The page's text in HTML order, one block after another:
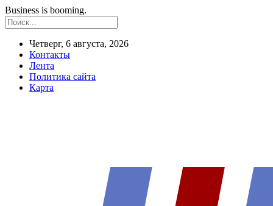
Business is booming.
Четверг, 6 августа, 2026
Контакты
Лента
Политика сайта
Карта